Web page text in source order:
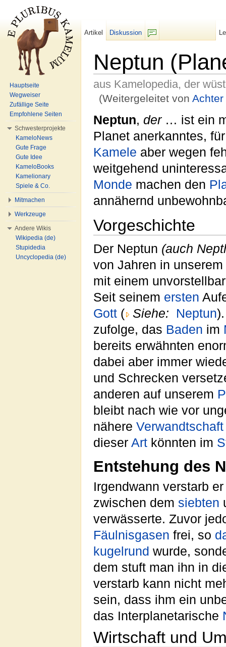
Neptun
aus Kamelopedia, der
(Weitergeleitet von
Neptun, der… ist ein
Planet anerkanntes,
Kamele aber wegen
weitgehend
Monde machen den
annähernd
Vorgeschichte
Der Neptun (auch
von Jahren in unserem
mit einem
Seit seinem ersten
Gott ( Siehe: Neptun
zufolge, das Baden im
bereits erwähnten
dabei aber immer
und Schrecken
anderen auf unserem
bleibt nach wie vor
nähere Verwandtschaft
dieser Art könnten im
Entstehung des
Irgendwann verstarb
zwischen dem siebten
verwässerte. Zuvor
Fäulnisgasen frei, so
kugelrund wurde,
dem stuft man ihn in
verstarb kann nicht
sein, dass ihm ein
das Interplanetarische
Wirtschaft und
Artikel
Diskussion
Hauptseite
Wegweiser
Zufällige Seite
Empfohlene Seiten
Schwesterprojekte
KameloNews
Gute Frage
Gute Idee
KameloBooks
Kamelionary
Spiele & Co.
Mitmachen
Werkzeuge
Andere Wikis
Wikipedia (de)
Stupidedia
Uncyclopedia (de)